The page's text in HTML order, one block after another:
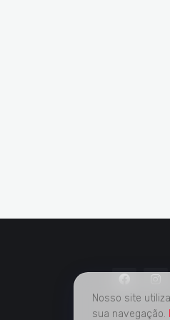
Nosso site
sua navegação.